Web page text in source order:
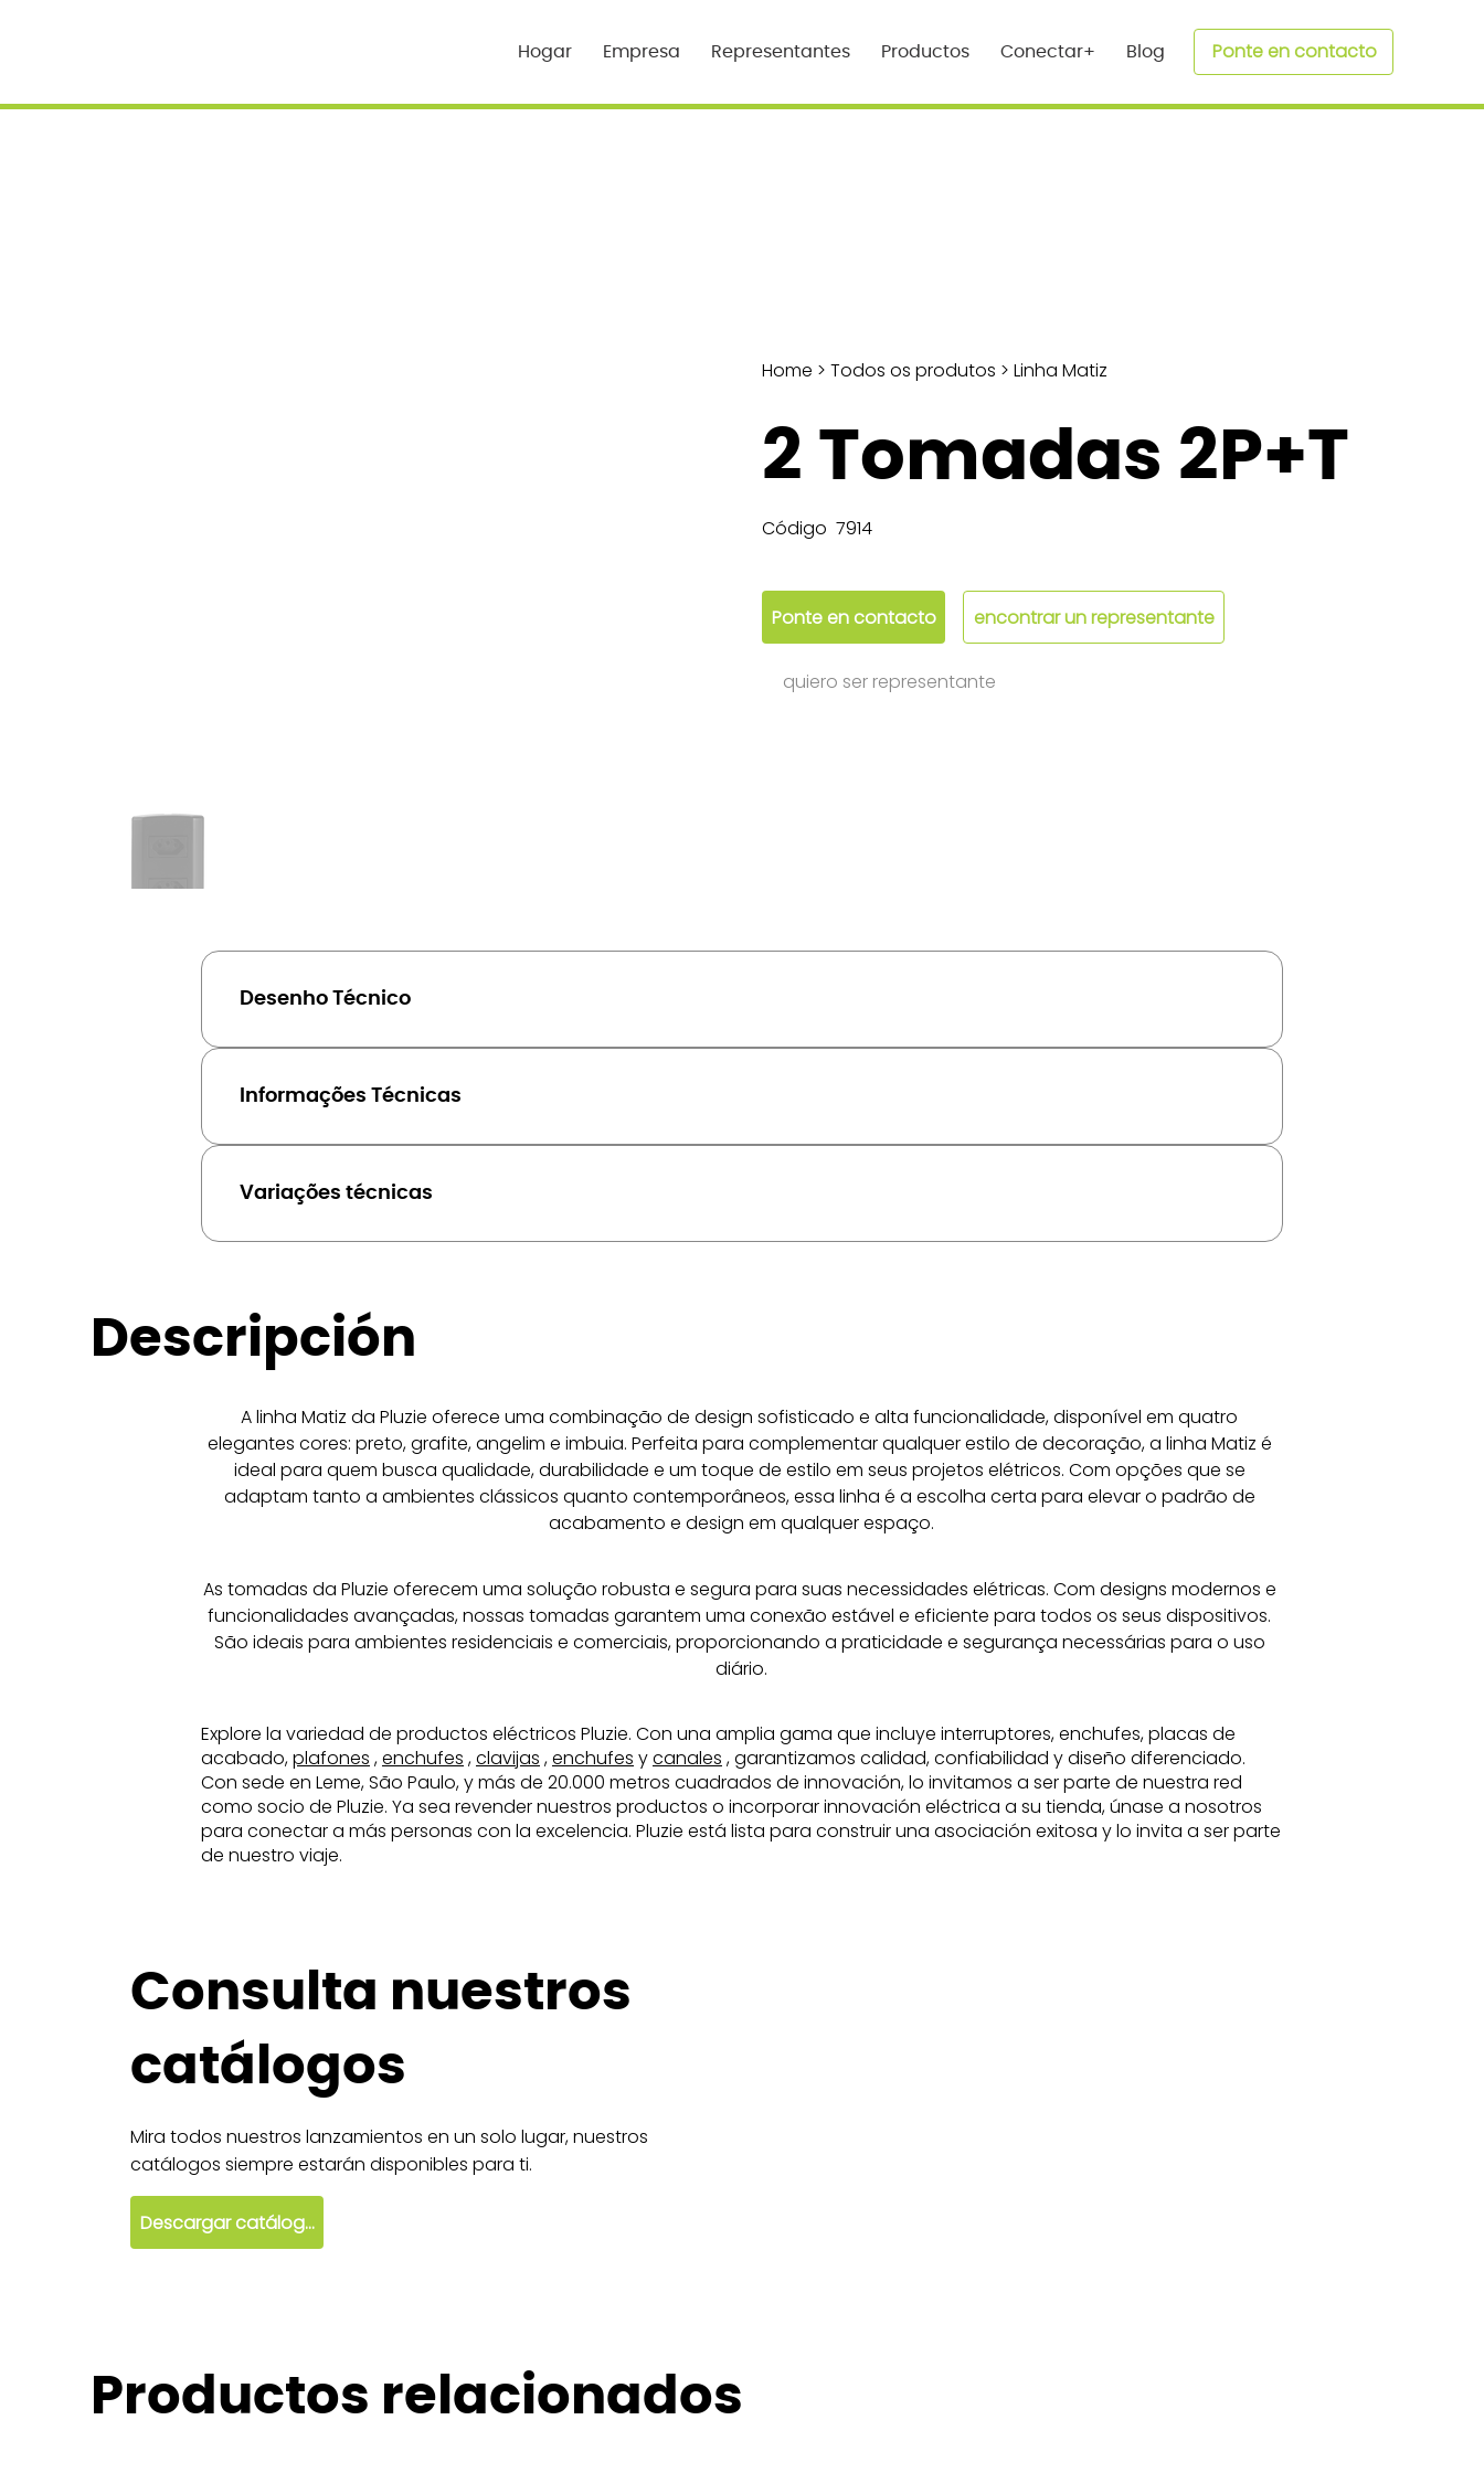
Hogar Empresa Representantes Productos Conectar+ Blog Ponte en contacto
Home > Todos os produtos > Linha Matiz
2 Tomadas 2P+T
Código 7914
Ponte en contacto encontrar un representante
quiero ser representante
Desenho Técnico
Informações Técnicas
Variações técnicas
Descripción
A linha Matiz da Pluzie oferece uma combinação de design sofisticado e alta funcionalidade, disponível em quatro
elegantes cores: preto, grafite, angelim e imbuia. Perfeita para complementar qualquer estilo de decoração, a linha Matiz é
ideal para quem busca qualidade, durabilidade e um toque de estilo em seus projetos elétricos. Com opções que se
adaptam tanto a ambientes clássicos quanto contemporâneos, essa linha é a escolha certa para elevar o padrão de
acabamento e design em qualquer espaço.
As tomadas da Pluzie oferecem uma solução robusta e segura para suas necessidades elétricas. Com designs modernos e
funcionalidades avançadas, nossas tomadas garantem uma conexão estável e eficiente para todos os seus dispositivos.
São ideais para ambientes residenciais e comerciais, proporcionando a praticidade e segurança necessárias para o uso
diário.
Explore la variedad de productos eléctricos Pluzie. Con una amplia gama que incluye interruptores, enchufes, placas de
acabado,plafones ,enchufes ,clavijas ,enchufes ycanales , garantizamos calidad, confiabilidad y diseño diferenciado.
Con sede en Leme, São Paulo, y más de 20.000 metros cuadrados de innovación, lo invitamos a ser parte de nuestra red
como socio de Pluzie. Ya sea revender nuestros productos o incorporar innovación eléctrica a su tienda, únase a nosotros
para conectar a más personas con la excelencia. Pluzie está lista para construir una asociación exitosa y lo invita a ser parte
de nuestro viaje.
Consulta nuestros
catálogos
Mira todos nuestros lanzamientos en un solo lugar, nuestros
catálogos siempre estarán disponibles para ti.
Descargar catálogo
Productos relacionados